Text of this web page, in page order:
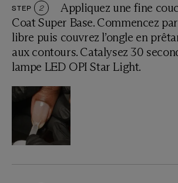
STEP 2
Appliquez une fine
Coat Super Base. Commencez
libre puis couvrez l’ongle en
aux contours. Catalysez 30
lampe LED OPI Star Light.